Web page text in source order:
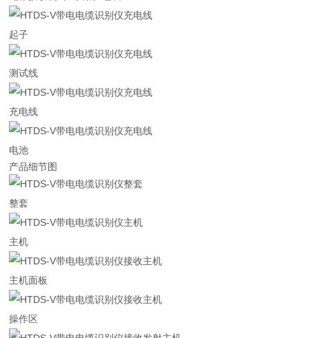
起子
测试线
充电线
电池
产品细节图
整套
主机
主机面板
操作区